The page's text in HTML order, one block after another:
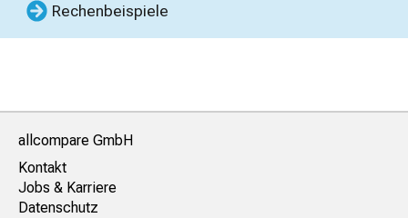
Rechenbeispiele
allcompare GmbH
Kontakt
Jobs & Karriere
Datenschutz